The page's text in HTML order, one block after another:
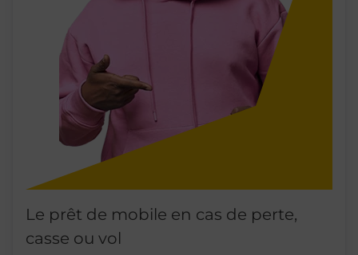
Le prêt de mobile en cas de perte,
casse ou vol